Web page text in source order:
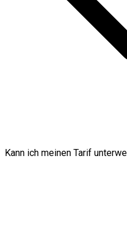
Kann ich meinen Tarif